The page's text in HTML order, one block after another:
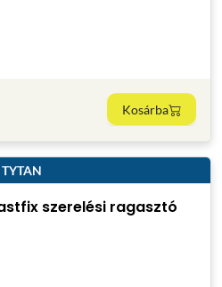
Kosárba
TYTAN
szerelési ragasztó